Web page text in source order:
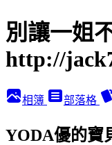
別讓一姐
http://
相簿 部落格
YODA優的寶